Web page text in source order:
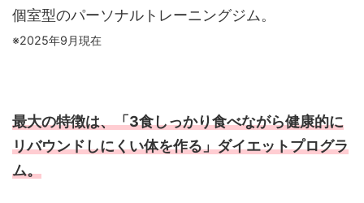
個室型のパーソナルトレーニングジム。
※2025年9月現在
最大の特徴は、「3食しっかり食べながら健康的に
リバウンドしにくい体を作る」ダイエットプログラ
ム。